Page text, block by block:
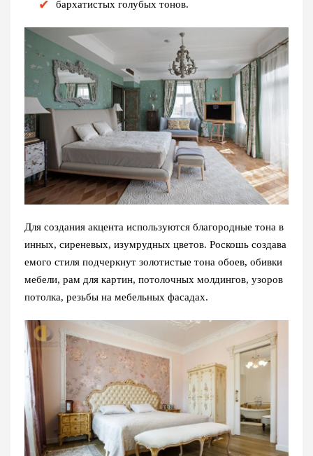
бархатистых голубых тонов.
Для создания акцента используются благородные тона в
инных, сиреневых, изумрудных цветов. Роскошь создава
емого стиля подчеркнут золотистые тона обоев, обивки
мебели, рам для картин, потолочных молдингов, узоров
потолка, резьбы на мебельных фасадах.